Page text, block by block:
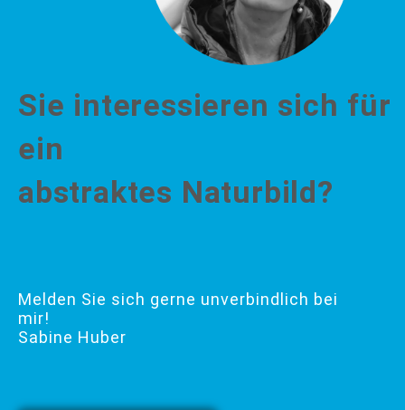
Sie interessieren sich für
ein
abstraktes Naturbild?
Melden Sie sich gerne unverbindlich bei
mir!
Sabine Huber